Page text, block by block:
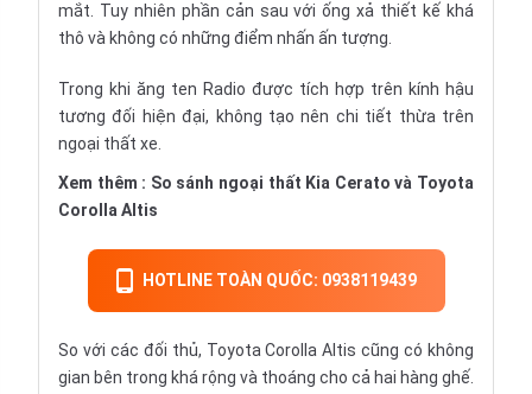
mắt. Tuy nhiên phần cản sau với ống xả thiết kế khá
thô và không có những điểm nhấn ấn tượng.
Trong khi ăng ten Radio được tích hợp trên kính hậu
tương đối hiện đại, không tạo nên chi tiết thừa trên
ngoại thất xe.
Xem thêm : So sánh ngoại thất Kia Cerato và Toyota
Corolla Altis
HOTLINE TOÀN QUỐC: 0938119439
So với các đối thủ, Toyota Corolla Altis cũng có không
gian bên trong khá rộng và thoáng cho cả hai hàng ghế.